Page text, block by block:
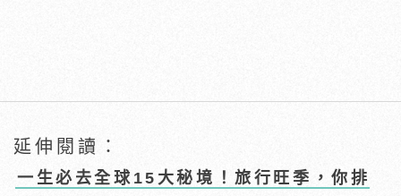
延伸閱讀：
一生必去全球15大秘境！旅行旺季，你排